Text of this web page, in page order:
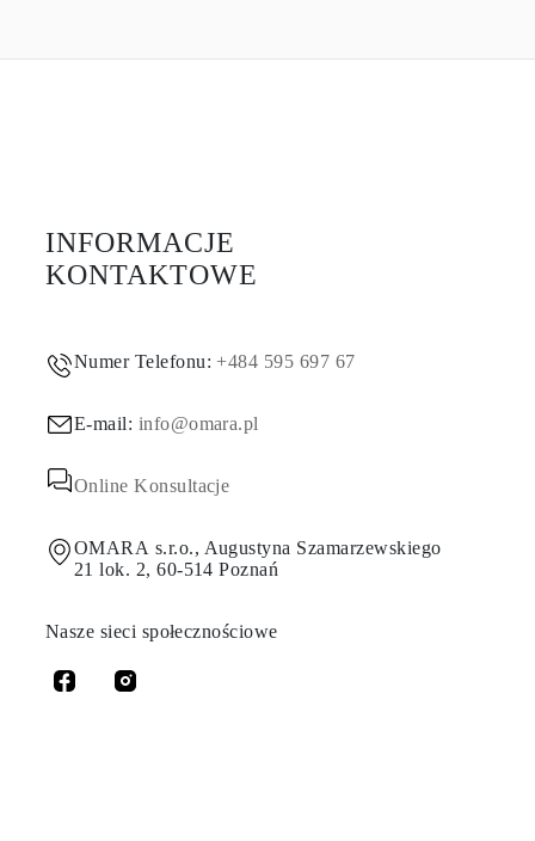
INFORMACJE
KONTAKTOWE
Numer Telefonu:+484 595 697 67
E-mail: info@omara.pl
Online Konsultacje
OMARA s.r.o., Augustyna Szamarzewskiego
21 lok. 2, 60-514 Poznań
Nasze sieci społecznościowe